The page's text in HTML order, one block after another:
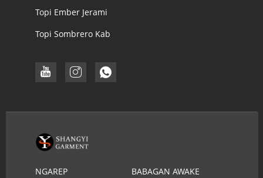
Topi Ember Jerami
Topi Sombrero Kab
NGAREP
BABAGAN AWAKE